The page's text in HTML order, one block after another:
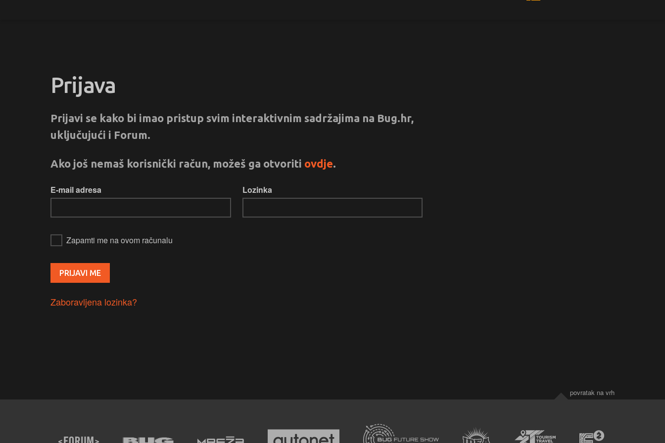
Prijava
Prijavi se kako bi imao pristup svim interaktivnim sadržajima na Bug.hr,
uključujući i Forum.
Ako još nemaš korisnički račun, možeš ga otvoriti ovdje.
E-mail adresa Lozinka
Zapamti me na ovom računalu
Zaboravljena lozinka?
povratak na vrh